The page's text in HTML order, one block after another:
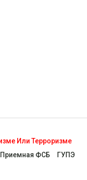
Или Терроризме
ФСБ
ГУПЭ